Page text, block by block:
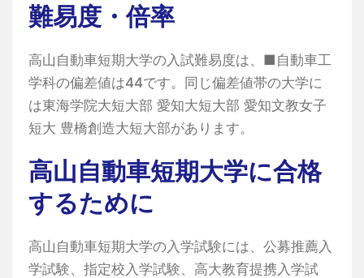
難易度・倍率
高山自動車短期大学の入試難易度は、■自動車工
学科の偏差値は44です。同じ偏差値帯の大学に
は東海学院大短大部 愛知大短大部 愛知文教女子
短大 豊橋創造大短大部があります。
高山自動車短期大学に合格
するために
高山自動車短期大学の入学試験には、公募推薦入
学試験、指定校入学試験、高大教育提携入学試